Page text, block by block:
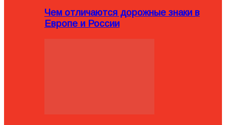
Чем отличаются дорожные знаки в
Европе и России